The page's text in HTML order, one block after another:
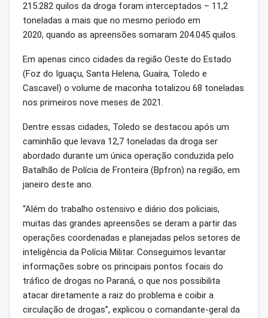
215.282 quilos da droga foram interceptados – 11,2
toneladas a mais que no mesmo período em
2020, quando as apreensões somaram 204.045 quilos.
Em apenas cinco cidades da região Oeste do Estado
(Foz do Iguaçu, Santa Helena, Guaíra, Toledo e
Cascavel) o volume de maconha totalizou 68 toneladas
nos primeiros nove meses de 2021.
Dentre essas cidades, Toledo se destacou após um
caminhão que levava 12,7 toneladas da droga ser
abordado durante um única operação conduzida pelo
Batalhão de Polícia de Fronteira (Bpfron) na região, em
janeiro deste ano.
“Além do trabalho ostensivo e diário dos policiais,
muitas das grandes apreensões se deram a partir das
operações coordenadas e planejadas pelos setores de
inteligência da Polícia Militar. Conseguimos levantar
informações sobre os principais pontos focais do
tráfico de drogas no Paraná, o que nos possibilita
atacar diretamente a raiz do problema e coibir a
circulação de drogas”, explicou o comandante-geral da